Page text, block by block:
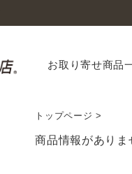
お取り寄せ商品
トップページ >
商品情報がありま